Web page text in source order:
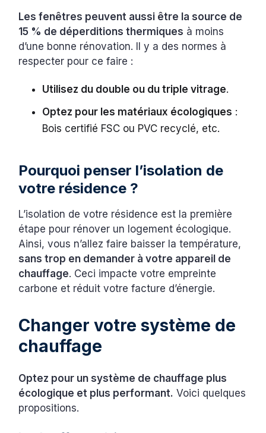
Les fenêtres peuvent aussi être la source de
15 % de déperditions thermiques à moins
d’une bonne rénovation. Il y a des normes à
respecter pour ce faire :
Utilisez du double ou du triple vitrage.
Optez pour les matériaux écologiques :
Bois certifié FSC ou PVC recyclé, etc.
Pourquoi penser l’isolation de
votre résidence ?
L’isolation de votre résidence est la première
étape pour rénover un logement écologique.
Ainsi, vous n’allez faire baisser la température,
sans trop en demander à votre appareil de
chauffage. Ceci impacte votre empreinte
carbone et réduit votre facture d’énergie.
Changer votre système de
chauffage
Optez pour un système de chauffage plus
écologique et plus performant. Voici quelques
propositions.